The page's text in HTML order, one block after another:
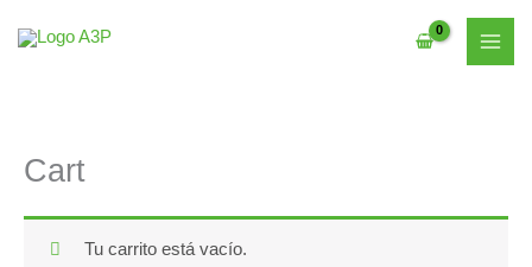
Cart
Tu carrito está vacío.